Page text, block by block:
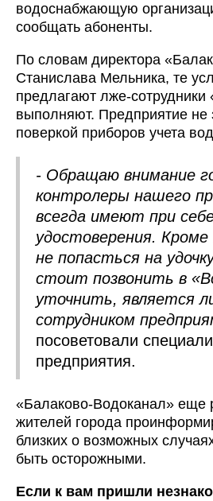
водоснабжающую
сообщать абоненты.
По словам директора
Станислава Мельника, те
предлагают лже-
выполняют. Предприятие не
поверкой приборов учета
- Обращаю внимание
контролеры нашего
всегда имеют при
удостоверения.
не попасться на
стоит позвонить в
уточнить, является
сотрудником
посоветовали
предприятия.
«Балаково-Водоканал» еще
жителей города
близких о возможных
быть осторожными.
Если к вам пришли